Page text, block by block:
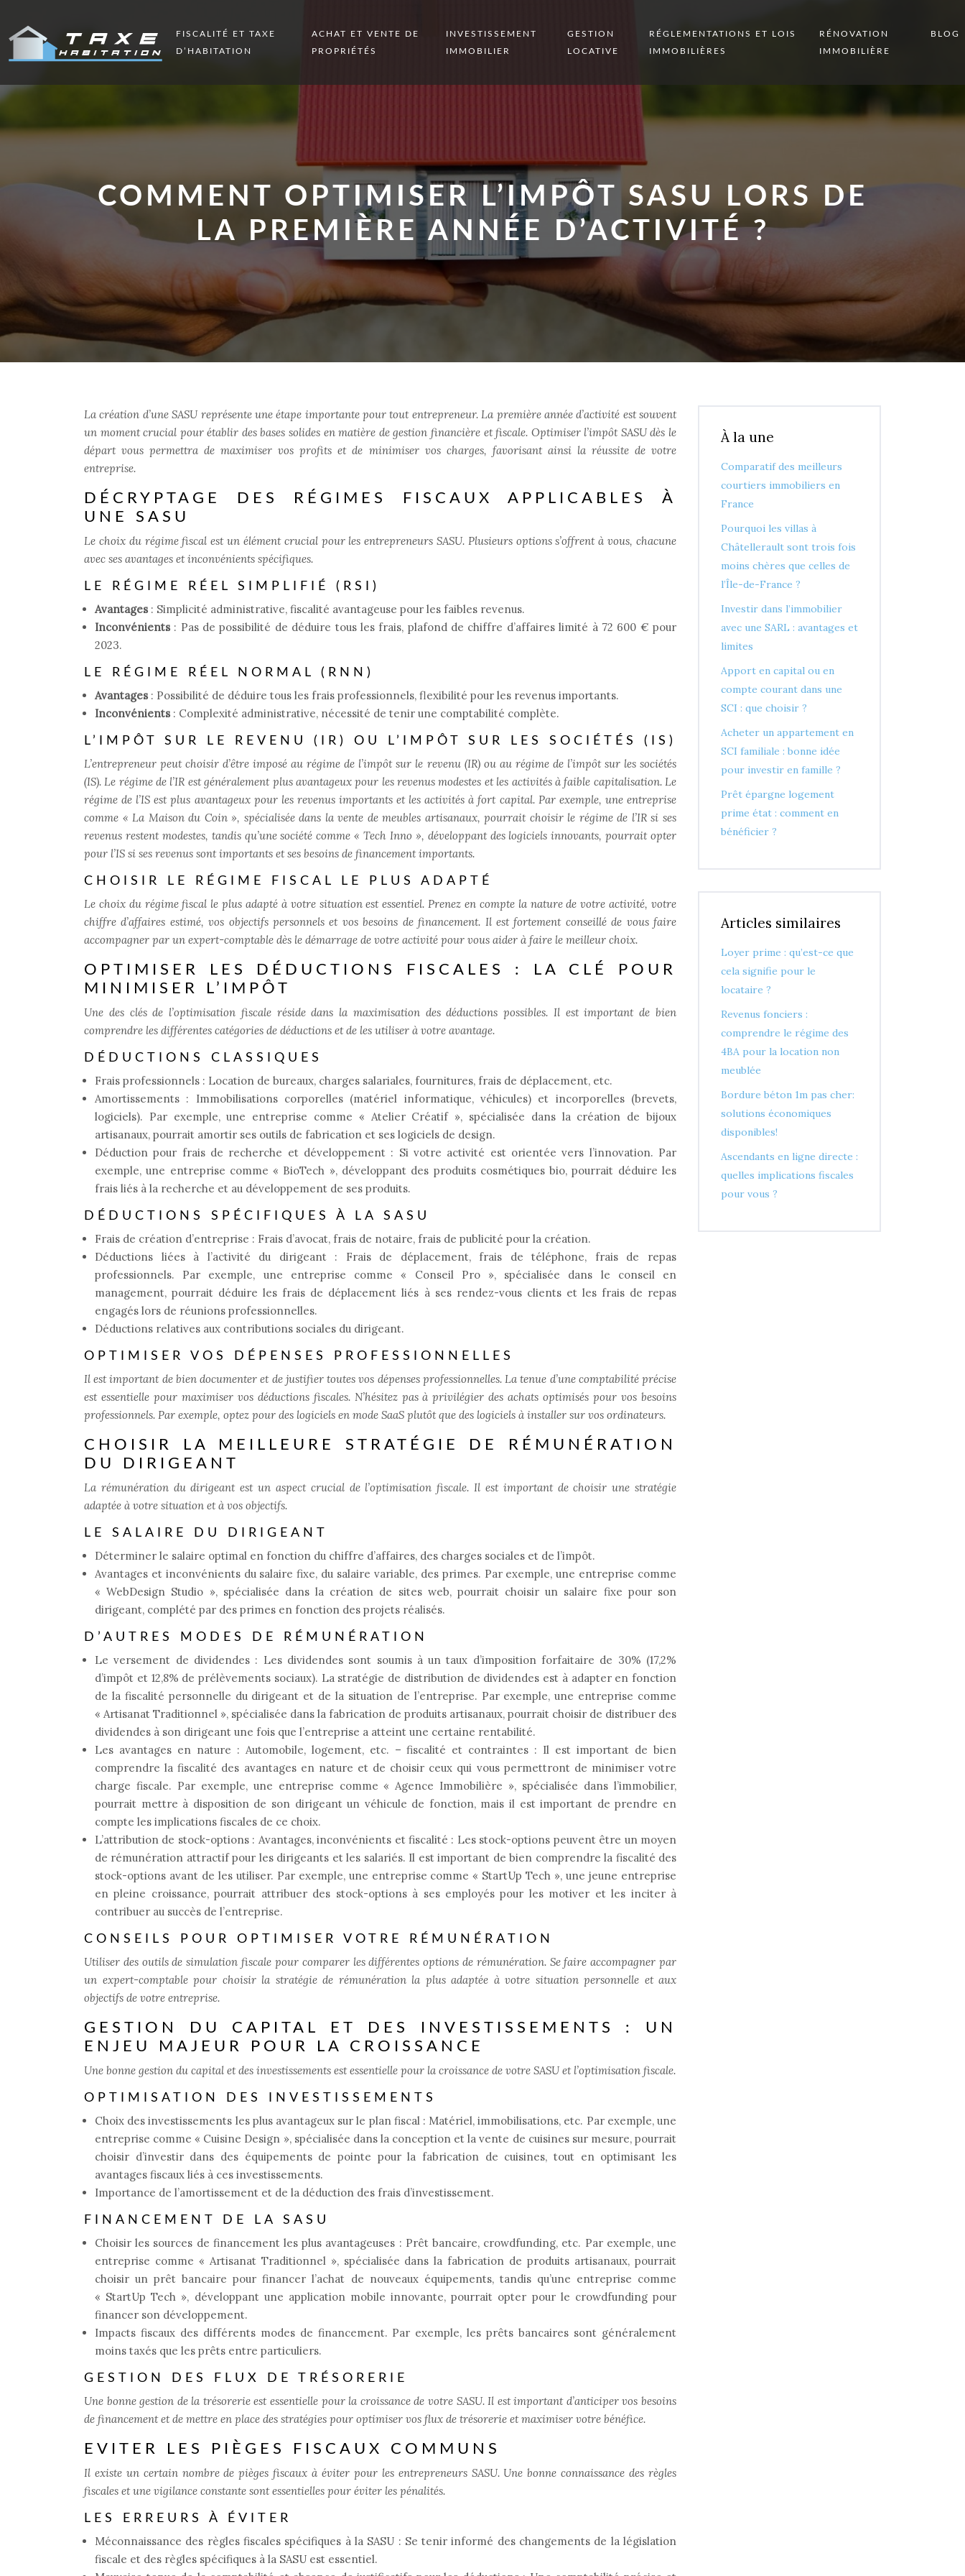
FISCALITÉ ET TAXE
D’HABITATION
ACHAT ET VENTE DE
PROPRIÉTÉS
INVESTISSEMENT
IMMOBILIER
GESTION
LOCATIVE
RÉGLEMENTATIONS ET LOIS
IMMOBILIÈRES
RÉNOVATION
IMMOBILIÈRE
BLOG
COMMENT OPTIMISER L’IMPÔT SASU LORS DE
LA PREMIÈRE ANNÉE D’ACTIVITÉ ?
La création d’une SASU représente une étape importante pour tout entrepreneur. La première année d’activité est souvent
un moment crucial pour établir des bases solides en matière de gestion financière et fiscale. Optimiser l’impôt SASU dès le
départ vous permettra de maximiser vos profits et de minimiser vos charges, favorisant ainsi la réussite de votre
entreprise.
DÉCRYPTAGE DES RÉGIMES FISCAUX APPLICABLES À
UNE SASU
Le choix du régime fiscal est un élément crucial pour les entrepreneurs SASU. Plusieurs options s’offrent à vous, chacune
avec ses avantages et inconvénients spécifiques.
LE RÉGIME RÉEL SIMPLIFIÉ (RSI)
Avantages : Simplicité administrative, fiscalité avantageuse pour les faibles revenus.
Inconvénients : Pas de possibilité de déduire tous les frais, plafond de chiffre d’affaires limité à 72 600 € pour
2023.
LE RÉGIME RÉEL NORMAL (RNN)
Avantages : Possibilité de déduire tous les frais professionnels, flexibilité pour les revenus importants.
Inconvénients : Complexité administrative, nécessité de tenir une comptabilité complète.
L’IMPÔT SUR LE REVENU (IR) OU L’IMPÔT SUR LES SOCIÉTÉS (IS)
L’entrepreneur peut choisir d’être imposé au régime de l’impôt sur le revenu (IR) ou au régime de l’impôt sur les sociétés
(IS). Le régime de l’IR est généralement plus avantageux pour les revenus modestes et les activités à faible capitalisation. Le
régime de l’IS est plus avantageux pour les revenus importants et les activités à fort capital. Par exemple, une entreprise
comme « La Maison du Coin », spécialisée dans la vente de meubles artisanaux, pourrait choisir le régime de l’IR si ses
revenus restent modestes, tandis qu’une société comme « Tech Inno », développant des logiciels innovants, pourrait opter
pour l’IS si ses revenus sont importants et ses besoins de financement importants.
CHOISIR LE RÉGIME FISCAL LE PLUS ADAPTÉ
Le choix du régime fiscal le plus adapté à votre situation est essentiel. Prenez en compte la nature de votre activité, votre
chiffre d’affaires estimé, vos objectifs personnels et vos besoins de financement. Il est fortement conseillé de vous faire
accompagner par un expert-comptable dès le démarrage de votre activité pour vous aider à faire le meilleur choix.
OPTIMISER LES DÉDUCTIONS FISCALES : LA CLÉ POUR
MINIMISER L’IMPÔT
Une des clés de l’optimisation fiscale réside dans la maximisation des déductions possibles. Il est important de bien
comprendre les différentes catégories de déductions et de les utiliser à votre avantage.
DÉDUCTIONS CLASSIQUES
Frais professionnels : Location de bureaux, charges salariales, fournitures, frais de déplacement, etc.
Amortissements : Immobilisations corporelles (matériel informatique, véhicules) et incorporelles (brevets,
logiciels). Par exemple, une entreprise comme « Atelier Créatif », spécialisée dans la création de bijoux
artisanaux, pourrait amortir ses outils de fabrication et ses logiciels de design.
Déduction pour frais de recherche et développement : Si votre activité est orientée vers l’innovation. Par
exemple, une entreprise comme « BioTech », développant des produits cosmétiques bio, pourrait déduire les
frais liés à la recherche et au développement de ses produits.
DÉDUCTIONS SPÉCIFIQUES À LA SASU
Frais de création d’entreprise : Frais d’avocat, frais de notaire, frais de publicité pour la création.
Déductions liées à l’activité du dirigeant : Frais de déplacement, frais de téléphone, frais de repas
professionnels. Par exemple, une entreprise comme « Conseil Pro », spécialisée dans le conseil en
management, pourrait déduire les frais de déplacement liés à ses rendez-vous clients et les frais de repas
engagés lors de réunions professionnelles.
Déductions relatives aux contributions sociales du dirigeant.
OPTIMISER VOS DÉPENSES PROFESSIONNELLES
Il est important de bien documenter et de justifier toutes vos dépenses professionnelles. La tenue d’une comptabilité précise
est essentielle pour maximiser vos déductions fiscales. N’hésitez pas à privilégier des achats optimisés pour vos besoins
professionnels. Par exemple, optez pour des logiciels en mode SaaS plutôt que des logiciels à installer sur vos ordinateurs.
CHOISIR LA MEILLEURE STRATÉGIE DE RÉMUNÉRATION
DU DIRIGEANT
La rémunération du dirigeant est un aspect crucial de l’optimisation fiscale. Il est important de choisir une stratégie
adaptée à votre situation et à vos objectifs.
LE SALAIRE DU DIRIGEANT
Déterminer le salaire optimal en fonction du chiffre d’affaires, des charges sociales et de l’impôt.
Avantages et inconvénients du salaire fixe, du salaire variable, des primes. Par exemple, une entreprise comme
« WebDesign Studio », spécialisée dans la création de sites web, pourrait choisir un salaire fixe pour son
dirigeant, complété par des primes en fonction des projets réalisés.
D’AUTRES MODES DE RÉMUNÉRATION
Le versement de dividendes : Les dividendes sont soumis à un taux d’imposition forfaitaire de 30% (17,2%
d’impôt et 12,8% de prélèvements sociaux). La stratégie de distribution de dividendes est à adapter en fonction
de la fiscalité personnelle du dirigeant et de la situation de l’entreprise. Par exemple, une entreprise comme
« Artisanat Traditionnel », spécialisée dans la fabrication de produits artisanaux, pourrait choisir de distribuer des
dividendes à son dirigeant une fois que l’entreprise a atteint une certaine rentabilité.
Les avantages en nature : Automobile, logement, etc. – fiscalité et contraintes : Il est important de bien
comprendre la fiscalité des avantages en nature et de choisir ceux qui vous permettront de minimiser votre
charge fiscale. Par exemple, une entreprise comme « Agence Immobilière », spécialisée dans l’immobilier,
pourrait mettre à disposition de son dirigeant un véhicule de fonction, mais il est important de prendre en
compte les implications fiscales de ce choix.
L’attribution de stock-options : Avantages, inconvénients et fiscalité : Les stock-options peuvent être un moyen
de rémunération attractif pour les dirigeants et les salariés. Il est important de bien comprendre la fiscalité des
stock-options avant de les utiliser. Par exemple, une entreprise comme « StartUp Tech », une jeune entreprise
en pleine croissance, pourrait attribuer des stock-options à ses employés pour les motiver et les inciter à
contribuer au succès de l’entreprise.
CONSEILS POUR OPTIMISER VOTRE RÉMUNÉRATION
Utiliser des outils de simulation fiscale pour comparer les différentes options de rémunération. Se faire accompagner par
un expert-comptable pour choisir la stratégie de rémunération la plus adaptée à votre situation personnelle et aux
objectifs de votre entreprise.
GESTION DU CAPITAL ET DES INVESTISSEMENTS : UN
ENJEU MAJEUR POUR LA CROISSANCE
Une bonne gestion du capital et des investissements est essentielle pour la croissance de votre SASU et l’optimisation fiscale.
OPTIMISATION DES INVESTISSEMENTS
Choix des investissements les plus avantageux sur le plan fiscal : Matériel, immobilisations, etc. Par exemple, une
entreprise comme « Cuisine Design », spécialisée dans la conception et la vente de cuisines sur mesure, pourrait
choisir d’investir dans des équipements de pointe pour la fabrication de cuisines, tout en optimisant les
avantages fiscaux liés à ces investissements.
Importance de l’amortissement et de la déduction des frais d’investissement.
FINANCEMENT DE LA SASU
Choisir les sources de financement les plus avantageuses : Prêt bancaire, crowdfunding, etc. Par exemple, une
entreprise comme « Artisanat Traditionnel », spécialisée dans la fabrication de produits artisanaux, pourrait
choisir un prêt bancaire pour financer l’achat de nouveaux équipements, tandis qu’une entreprise comme
« StartUp Tech », développant une application mobile innovante, pourrait opter pour le crowdfunding pour
financer son développement.
Impacts fiscaux des différents modes de financement. Par exemple, les prêts bancaires sont généralement
moins taxés que les prêts entre particuliers.
GESTION DES FLUX DE TRÉSORERIE
Une bonne gestion de la trésorerie est essentielle pour la croissance de votre SASU. Il est important d’anticiper vos besoins
de financement et de mettre en place des stratégies pour optimiser vos flux de trésorerie et maximiser votre bénéfice.
EVITER LES PIÈGES FISCAUX COMMUNS
Il existe un certain nombre de pièges fiscaux à éviter pour les entrepreneurs SASU. Une bonne connaissance des règles
fiscales et une vigilance constante sont essentielles pour éviter les pénalités.
LES ERREURS À ÉVITER
Méconnaissance des règles fiscales spécifiques à la SASU : Se tenir informé des changements de la législation
fiscale et des règles spécifiques à la SASU est essentiel.
À la une
Comparatif des meilleurs
courtiers immobiliers en
France
Pourquoi les villas à
Châtellerault sont trois fois
moins chères que celles de
l’Île-de-France ?
Investir dans l’immobilier
avec une SARL : avantages et
limites
Apport en capital ou en
compte courant dans une
SCI : que choisir ?
Acheter un appartement en
SCI familiale : bonne idée
pour investir en famille ?
Prêt épargne logement
prime état : comment en
bénéficier ?
Articles similaires
Loyer prime : qu’est-ce que
cela signifie pour le
locataire ?
Revenus fonciers :
comprendre le régime des
4BA pour la location non
meublée
Bordure béton 1m pas cher:
solutions économiques
disponibles!
Ascendants en ligne directe :
quelles implications fiscales
pour vous ?